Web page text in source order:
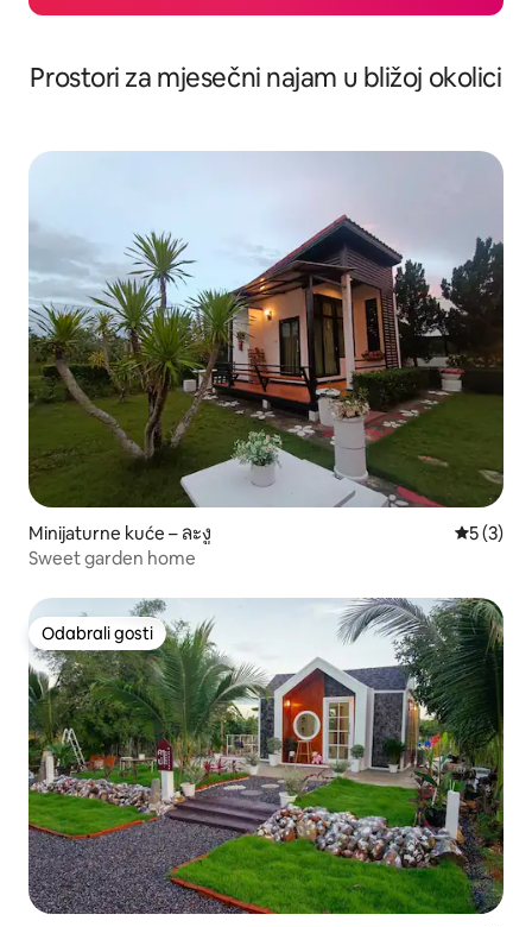
Prostori za mjesečni najam u bližoj okolici
Minijaturne kuće – ละงู
5 (3)
Sweet garden home
Odabrali gosti
Odabrali gosti